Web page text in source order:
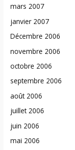
mars 2007
janvier 2007
Décembre 2006
novembre 2006
octobre 2006
septembre 2006
août 2006
juillet 2006
juin 2006
mai 2006